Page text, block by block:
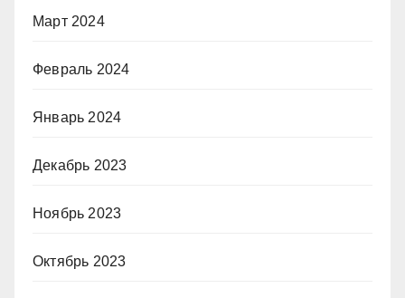
Март 2024
Февраль 2024
Январь 2024
Декабрь 2023
Ноябрь 2023
Октябрь 2023